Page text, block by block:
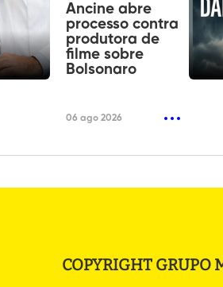
Ancine abre
processo contra
produtora de
filme sobre
Bolsonaro
06 ago 2026
COPYRIGHT GRUPO